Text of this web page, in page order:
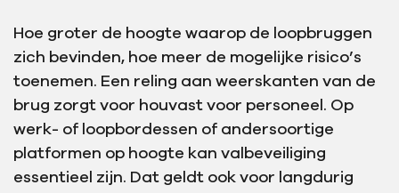
Hoe groter de hoogte waarop de loopbruggen
zich bevinden, hoe meer de mogelijke risico’s
toenemen. Een reling aan weerskanten van de
brug zorgt voor houvast voor personeel. Op
werk- of loopbordessen of andersoortige
platformen op hoogte kan valbeveiliging
essentieel zijn. Dat geldt ook voor langdurig